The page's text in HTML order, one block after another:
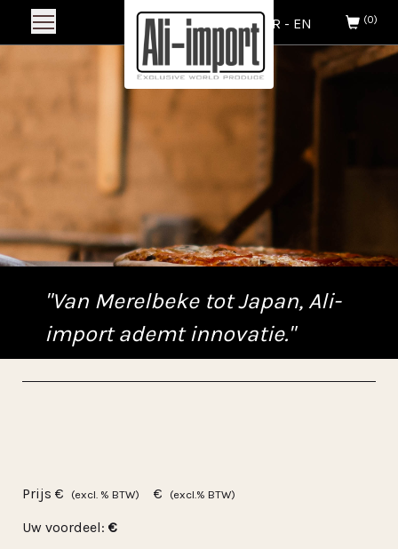
(0)
NL- FR - EN
"Van Merelbeke tot Japan, Ali-
import ademt innovatie."
Prijs € (excl. % BTW) € (excl.% BTW)
Uw voordeel: €